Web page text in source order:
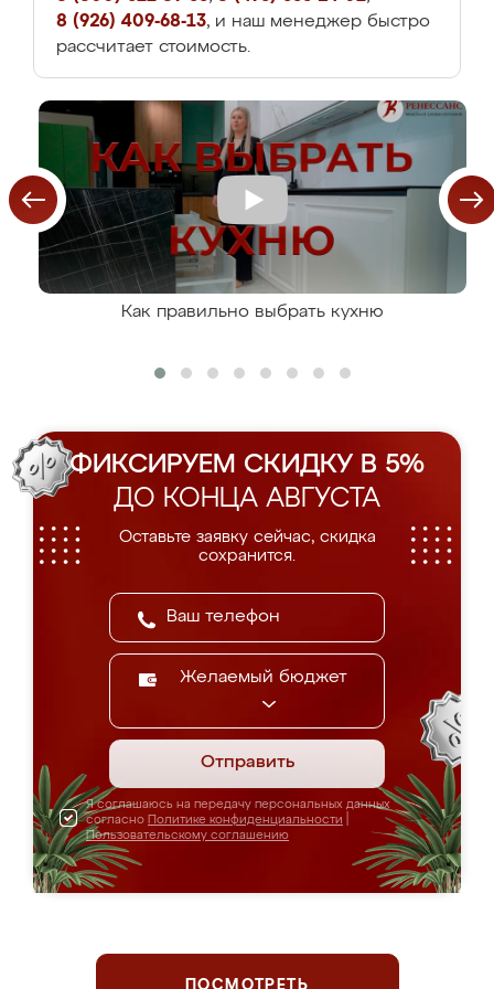
8 (926) 409-68-13, и наш менеджер быстро
рассчитает стоимость.
Как правильно выбрать кухню
ФИКСИРУЕМ СКИДКУ В 5%
ДО КОНЦА АВГУСТА
Оставьте заявку сейчас, скидка
сохранится.
Желаемый бюджет
Отправить
Я соглашаюсь на передачу персональных данных
согласно Политике конфиденциальности
Пользовательскому соглашению
ПОСМОТРЕТЬ